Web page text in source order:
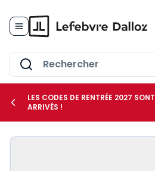
le sous-menu Vos métiers
LES CODES DE RENTRÉE 2027 SONT
ARRIVÉS !